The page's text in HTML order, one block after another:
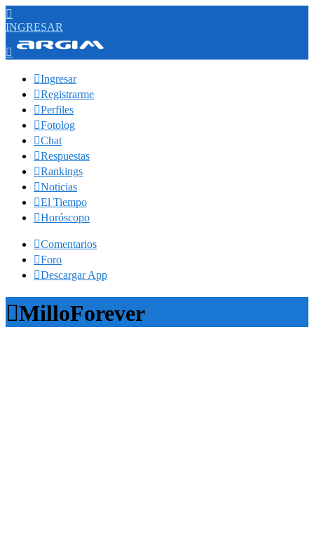

INGRESAR

Ingresar
Registrarme
Perfiles
Fotolog
Chat
Respuestas
Rankings
Noticias
El Tiempo
Horóscopo
Comentarios
Foro
Descargar App
MilloForever